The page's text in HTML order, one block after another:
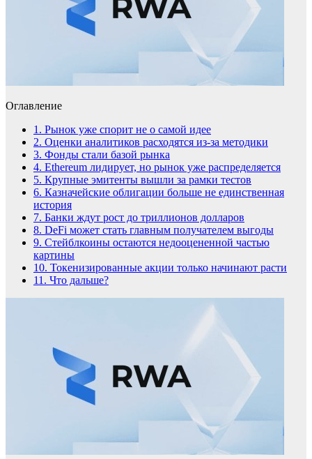
Оглавление
1. Рынок уже спорит не о самой идее
2. Оценки аналитиков расходятся из-за методики
3. Фонды стали базой рынка
4. Ethereum лидирует, но рынок уже распределяется
5. Крупные эмитенты вышли за рамки тестов
6. Казначейские облигации больше не единственная
история
7. Банки ждут рост до триллионов долларов
8. DeFi может стать главным получателем выгоды
9. Стейблкоины остаются недооцененной частью
картины
10. Токенизированные акции только начинают расти
11. Что дальше?